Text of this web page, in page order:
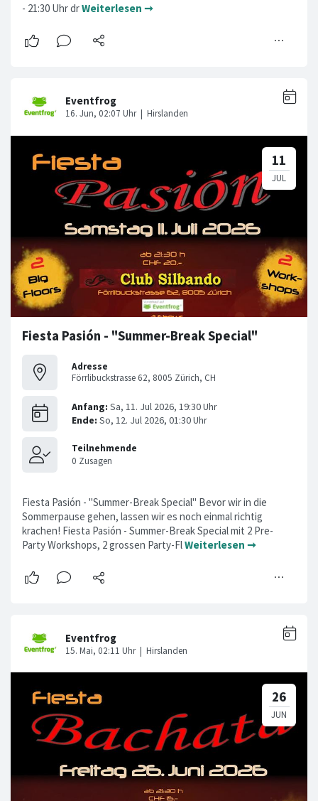
- 21:30 Uhr drWeiterlesen ➞
Fiesta Pasión - "Summer-Break Special"
Adresse
Förrlibuckstrasse 62, 8005 Zürich, CH
Fiesta Pasión - "Summer-Break Special" Bevor wir in die
Sommerpause gehen, lassen wir es noch einmal richtig
krachen! Fiesta Pasión - Summer-Break Special mit 2 Pre-
Party Workshops, 2 grossen Party-FlWeiterlesen ➞